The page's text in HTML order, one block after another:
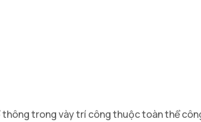
trong vày trí công thuộc toàn thể